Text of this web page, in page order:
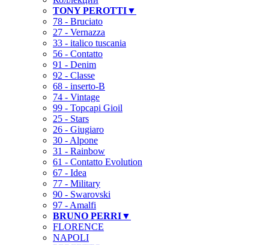
TONY PEROTTI▼
78 - Bruciato
27 - Vernazza
33 - italico tuscania
56 - Contatto
91 - Denim
92 - Classe
68 - inserto-B
74 - Vintage
99 - Topcapi Gioil
25 - Stars
26 - Giugiaro
30 - Alpone
31 - Rainbow
61 - Contatto Evolution
67 - Idea
77 - Military
90 - Swarovski
97 - Amalfi
BRUNO PERRI▼
FLORENCE
NAPOLI